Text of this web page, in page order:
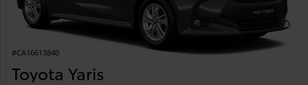
#CA16613840
Toyota Yaris